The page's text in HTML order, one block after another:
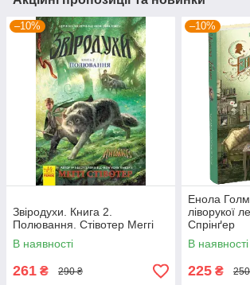
–10%
Звіродухи. Книга 2.
Полювання. Стівотер Меггі
В наявності
261 ₴ 290 ₴
–10%
Енола
ліворукої
Спрінґер
В наявності
225 ₴